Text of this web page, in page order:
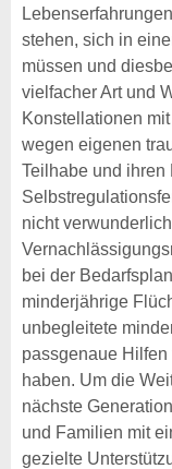
stehen, sich in
müssen und
vielfacher Art und
Konstellationen
wegen eigenen
Teilhabe und
nicht
bei der
minderjährige
unbegleitete
passgenaue
haben. Um die
nächste
und Familien mit
gezielte